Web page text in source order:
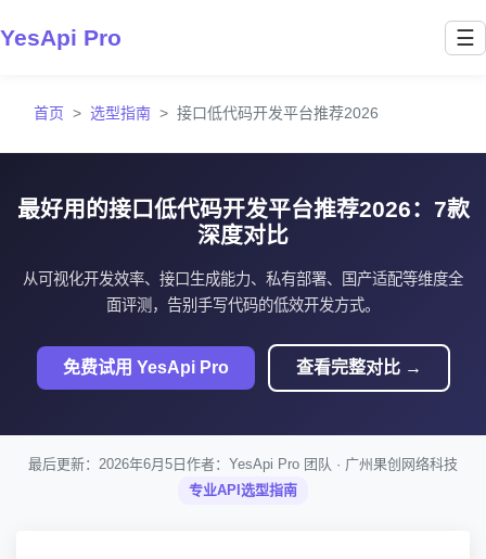
YesApi Pro ☰
首页 选型指南 接口低代码开发平台推荐2026
最好用的接口低代码开发平台推荐2026：7款
深度对比
从可视化开发效率、接口生成能力、私有部署、国产适配等维度全
面评测，告别手写代码的低效开发方式。
免费试用 YesApi Pro 查看完整对比 →
最后更新：2026年6月5日 作者：YesApi Pro 团队 · 广州果创网络科技
专业API选型指南